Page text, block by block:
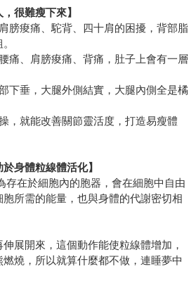
很難瘦下來】
膀痠痛、駝背、四十肩的困擾，背部脂
痛、肩膀痠痛、背痛，肚子上會有一層
下垂，大腿外側結實，大腿內側全是橘
，就能改善關節靈活度，打造易瘦體
身體粒線體活化】
存在於細胞內的胞器，會在細胞中自由
所需的能量，也與身體的代謝密切相
展開來，這個動作能使粒線體增加，
燒，所以就算什麼都不做，連睡夢中